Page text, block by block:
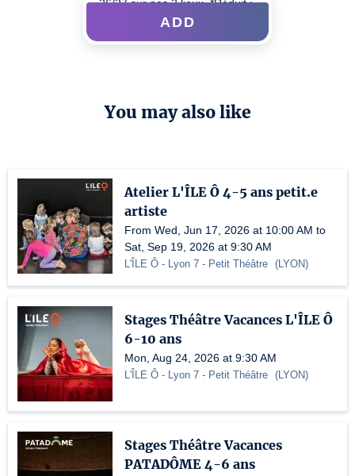
26/27 sur nos 2 lieux. *Réduit :
étudiant.e (16 à 26 ans),
de 8 sur réservation, carte
ALTS, CEZAM
ADD
You may also like
Atelier L'ÎLE Ô 4-5 ans petit.e
artiste
From Wed, Jun 17, 2026 at 10:00 AM to
Sat, Sep 19, 2026 at 9:30 AM
L'ÎLE Ô - Lyon 7 - Petit Théâtre (LYON)
Stages Théâtre Vacances L'ÎLE Ô
6-10 ans
Mon, Aug 24, 2026 at 9:30 AM
L'ÎLE Ô - Lyon 7 - Petit Théâtre (LYON)
Stages Théâtre Vacances
PATADÔME 4-6 ans